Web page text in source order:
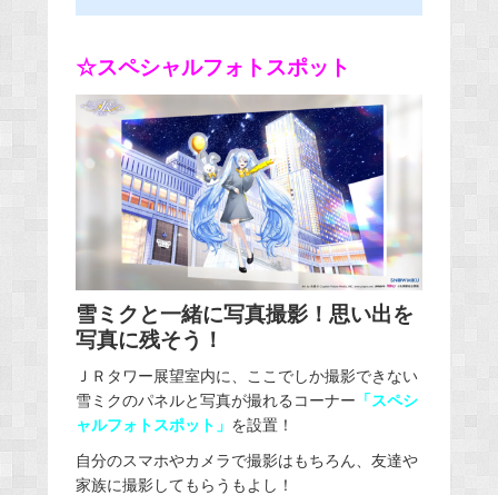
☆スペシャルフォトスポット
雪ミクと一緒に写真撮影！思い出を
写真に残そう！
ＪＲタワー展望室内に、ここでしか撮影できない
雪ミクのパネルと写真が撮れるコーナー 「スペシ
ャルフォトスポット」 を設置！
自分のスマホやカメラで撮影はもちろん、友達や
家族に撮影してもらうもよし！